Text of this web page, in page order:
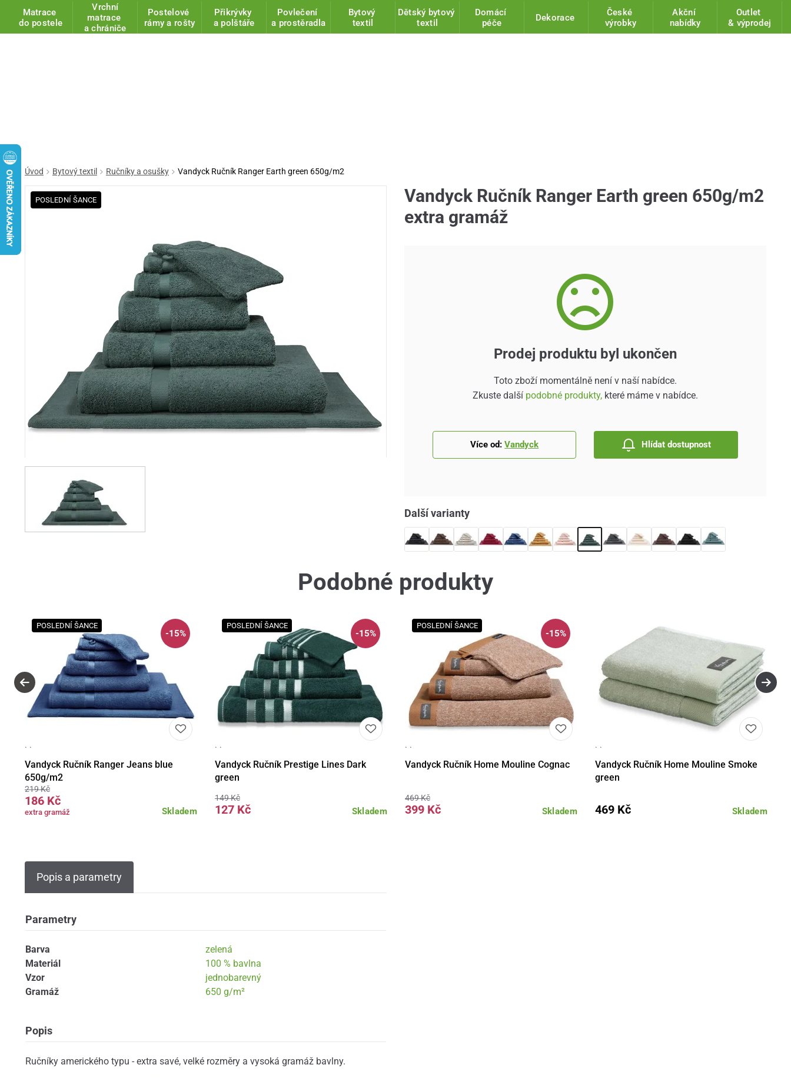
Matrace
do postele
Vrchní
matrace
a chrániče
Postelové
rámy a rošty
Přikrývky
a polštáře
Povlečení
a prostěradla
Bytový
textil
Dětský bytový
textil
Domácí
péče
Dekorace
České
výrobky
Akční
nabídky
Outlet
& výprodej
Úvod Bytový textil Ručníky a osušky Vandyck Ručník Ranger Earth green 650g/m2
POSLEDNÍ ŠANCE
Vandyck Ručník Ranger Earth green 650g/m2
extra gramáž
Prodej produktu byl ukončen
Toto zboží momentálně není v naší nabídce.
Zkuste další podobné produkty,které máme v nabídce.
Více od: Vandyck Hlídat dostupnost
Další varianty
Podobné produkty
POSLEDNÍ ŠANCE
-15%
· ·
Vandyck Ručník Ranger Jeans blue
650g/m2
Skladem
219 Kč
186 Kč
extra gramáž
POSLEDNÍ ŠANCE
-15%
· ·
Vandyck Ručník Prestige Lines Dark
green
Skladem
149 Kč
127 Kč
POSLEDNÍ ŠANCE
-15%
· ·
Vandyck Ručník Home Mouline Cognac
Skladem
469 Kč
399 Kč
· ·
Vandyck Ručník Home Mouline Smoke
green
Skladem
469 Kč
Popis a parametry
Parametry
Barva
zelená
Materiál
100 % bavlna
Vzor
jednobarevný
Gramáž
650 g/m²
Popis
Ručníky amerického typu - extra savé, velké rozměry a vysoká gramáž bavlny.